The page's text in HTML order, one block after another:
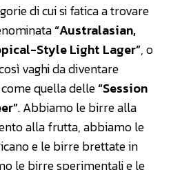
di cui si fatica a trovare
“Australasian,
Style Light Lager”, o
vaghi da diventare
quella delle“Session
. Abbiamo le birre alla
alla frutta, abbiamo le
e le birre brettate in
le birre sperimentali e le